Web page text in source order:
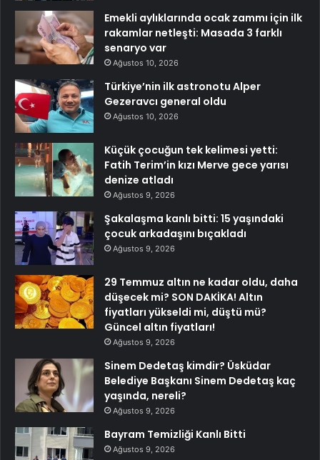
Emekli aylıklarında ocak zammı için ilk
rakamlar netleşti: Masada 3 farklı
senaryo var
Ağustos 10, 2026
Türkiye’nin ilk astronotu Alper
Gezeravcı general oldu
Ağustos 10, 2026
Küçük çocuğun tek kelimesi yetti:
Fatih Terim’in kızı Merve gece yarısı
denize atladı
Ağustos 9, 2026
Şakalaşma kanlı bitti: 15 yaşındaki
çocuk arkadaşını bıçakladı
Ağustos 9, 2026
29 Temmuz altın ne kadar oldu, daha
düşecek mi? SON DAKİKA! Altın
fiyatları yükseldi mi, düştü mü?
Güncel altın fiyatları!
Ağustos 9, 2026
Sinem Dedetaş kimdir? Üsküdar
Belediye Başkanı Sinem Dedetaş kaç
yaşında, nereli?
Ağustos 9, 2026
Bayram Temizliği Kanlı Bitti
Ağustos 9, 2026